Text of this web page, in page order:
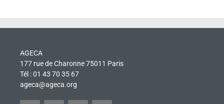
AGECA
177 rue de Charonne 75011 Paris
Tél : 01 43 70 35 67
ageca@ageca.org